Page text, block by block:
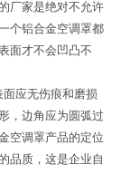
厂家是绝对不允许
个铝合金空调罩都
面才不会凹凸不
应无伤痕和磨损
，边角应为圆弧过
空调罩产品的定位
品质，这是企业自